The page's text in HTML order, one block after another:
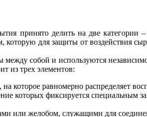
принято делить на две
для защиты от воздействия
между собой и используются
из трех элементов:
которое равномерно распределяет
которых фиксируется специальным
или желобом, служащими для